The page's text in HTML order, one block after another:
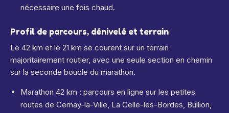
nécessaire une fois chaud.
Profil de parcours, dénivelé et terrain
Le 42 km et le 21 km se courent sur un terrain
majoritairement routier, avec une seule section en chemin
sur la seconde boucle du marathon.
Marathon 42 km : parcours en ligne sur les petites
routes de Cernay-la-Ville, La Celle-les-Bordes, Bullion,